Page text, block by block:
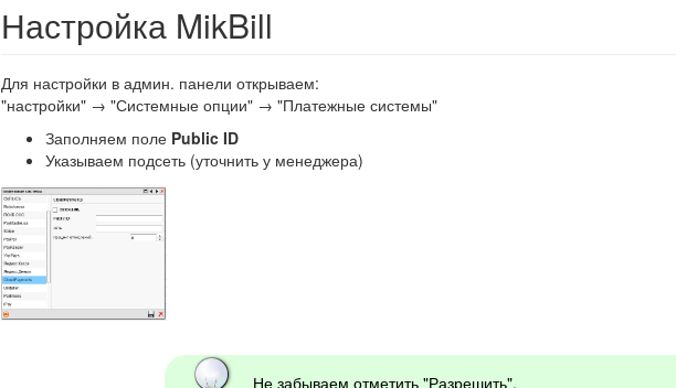
Настройка MikBill
Для настройки в админ. панели открываем:
"настройки" → "Системные опции" → "Платежные системы"
Заполняем поле Public ID
Указываем подсеть (уточнить у менеджера)
Не забываем отметить "Разрешить".